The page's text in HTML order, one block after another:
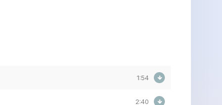
1:54
2:40